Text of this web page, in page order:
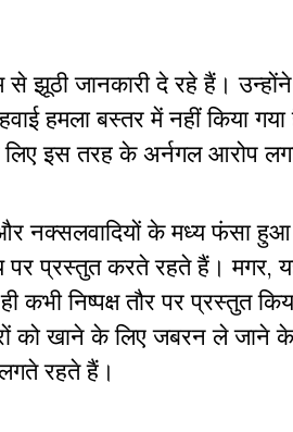
झूठी जानकारी दे रहे हैं।
हमला बस्तर में नहीं किया गया
इस तरह के अर्नगल आरोप
नक्सलवादियों के मध्य फंसा
प्रस्तुत करते रहते हैं। मगर,
निष्पक्ष तौर पर प्रस्तुत
को खाने के लिए जबरन ले जाने
रहते हैं।